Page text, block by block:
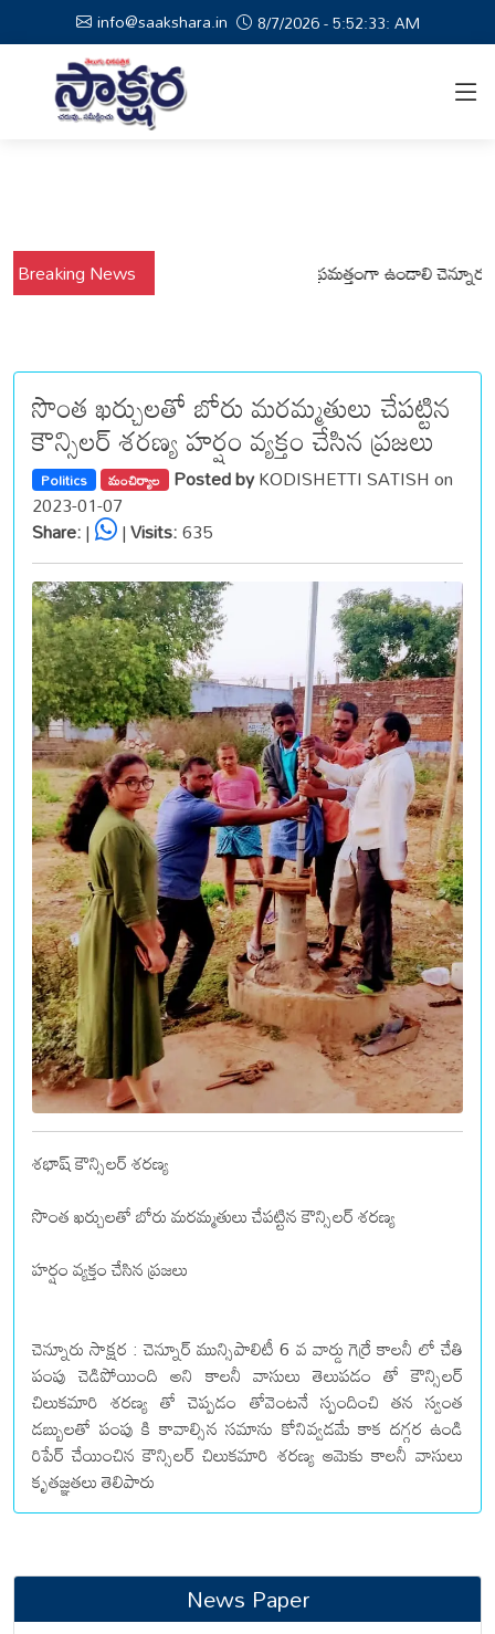
info@saakshara.in 8/7/2026 - 5:52:34: AM
Breaking News
కోటపల్లి, వేమనపల్లి మండలాల ప్రజలు అప్రమత్తంగా ఉండాలి చెన్నూరు
సొంత ఖర్చులతో బోరు మరమ్మతులు చేపట్టిన
కౌన్సిలర్ శరణ్య హర్షం వ్యక్తం చేసిన ప్రజలు
Politics మంచిర్యాల Posted byKODISHETTI SATISH on
2023-01-07
Share:| |Visits:635
శభాష్ కౌన్సిలర్ శరణ్య
సొంత ఖర్చులతో బోరు మరమ్మతులు చేపట్టిన కౌన్సిలర్ శరణ్య
హర్షం వ్యక్తం చేసిన ప్రజలు
చెన్నూరు సాక్షర : చెన్నూర్ మున్సిపాలిటీ 6 వ వార్డు గెర్రే కాలనీ లో చేతి
పంపు చెడిపోయింది అని కాలనీ వాసులు తెలుపడం తో కౌన్సిలర్
చిలుకమారి శరణ్య తో చెప్పడం తోవెంటనే స్పందించి తన స్వంత
డబ్బులతో పంపు కి కావాల్సిన సమాను కోనివ్వడమే కాక దగ్గర ఉండి
రిపేర్ చేయించిన కౌన్సిలర్ చిలుకమారి శరణ్య ఆమెకు కాలనీ వాసులు
కృతజ్ఞతలు తెలిపారు
News Paper